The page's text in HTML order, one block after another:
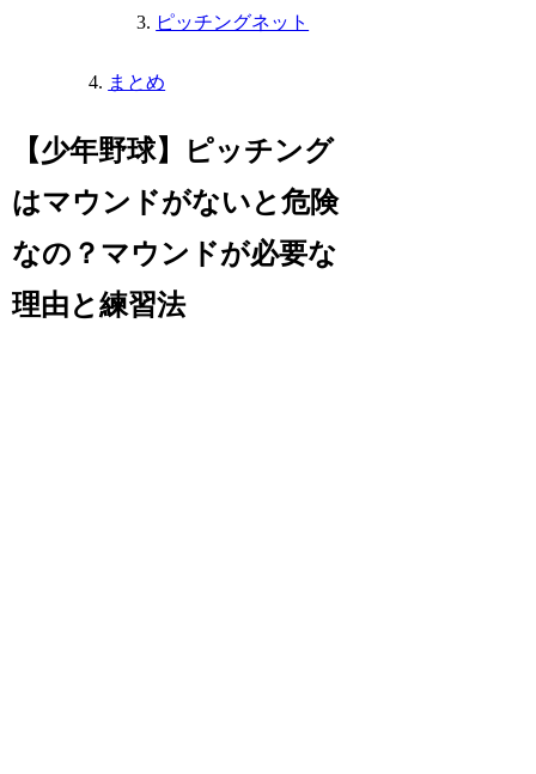
ピッチングネット
まとめ
【少年野球】ピッチング
はマウンドがないと危険
なの？マウンドが必要な
理由と練習法